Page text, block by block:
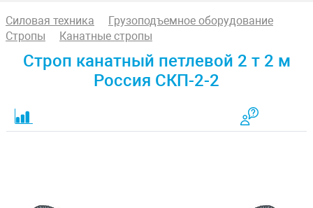
Силовая техника
Грузоподъемное оборудование
Стропы
Канатные стропы
Строп канатный петлевой 2 т 2 м
Россия СКП-2-2